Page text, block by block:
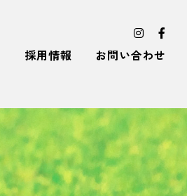
採用情報 お問い合わせ